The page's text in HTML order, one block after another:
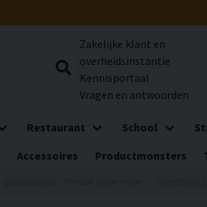
Zakelijke klant en
overheidsinstantie
Kennisportaal
Vragen en antwoorden
Restaurant School
Accessoires Productmonsters